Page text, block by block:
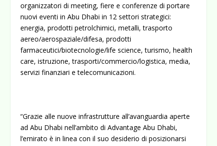
organizzatori di meeting, fiere e conferenze di portare
nuovi eventi in Abu Dhabi in 12 settori strategici:
energia, prodotti petrolchimici, metalli, trasporto
aereo/aerospaziale/difesa, prodotti
farmaceutici/biotecnologie/life science, turismo, health
care, istruzione, trasporti/commercio/logistica, media,
servizi finanziari e telecomunicazioni.
“Grazie alle nuove infrastrutture all’avanguardia aperte
ad Abu Dhabi nell’ambito di Advantage Abu Dhabi,
l’emirato è in linea con il suo desiderio di posizionarsi